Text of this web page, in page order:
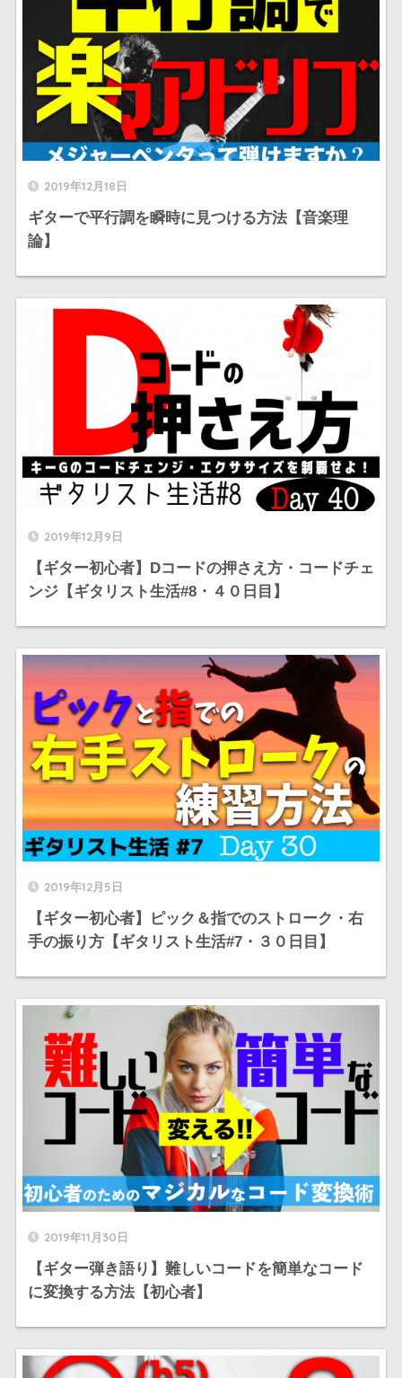
2019年12月18日
ギターで平行調を瞬時に見つける方法【音楽理
論】
2019年12月9日
【ギター初心者】Dコードの押さえ方・コードチェ
ンジ【ギタリスト生活#8・４０日目】
2019年12月5日
【ギター初心者】ピック＆指でのストローク・右
手の振り方【ギタリスト生活#7・３０日目】
2019年11月30日
【ギター弾き語り】難しいコードを簡単なコード
に変換する方法【初心者】